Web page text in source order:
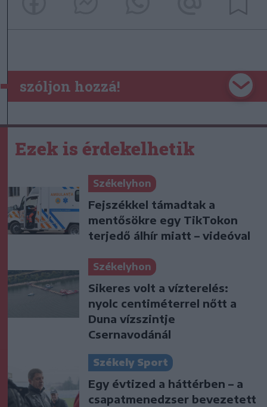
szóljon hozzá!
Ezek is érdekelhetik
Székelyhon
Fejszékkel támadtak a
mentősökre egy TikTokon
terjedő álhír miatt – videóval
Székelyhon
Sikeres volt a vízterelés:
nyolc centiméterrel nőtt a
Duna vízszintje
Csernavodánál
Székely Sport
Egy évtized a háttérben – a
csapatmenedzser bevezetett